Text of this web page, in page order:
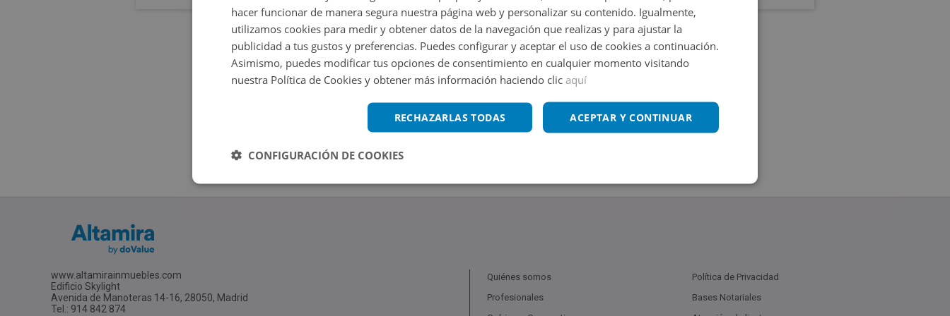
www.altamirainmuebles.com
Edificio Skylight
Avenida de Manoteras 14-16, 28050, Madrid
Tel.: 914 842 874
Quiénes somos
Profesionales
Política de Privacidad
Bases Notariales
hacer funcionar de manera segura nuestra página web y personalizar su contenido. Igualmente,
utilizamos cookies para medir y obtener datos de la navegación que realizas y para ajustar la
publicidad a tus gustos y preferencias. Puedes configurar y aceptar el uso de cookies a continuación.
Asimismo, puedes modificar tus opciones de consentimiento en cualquier momento visitando
nuestra Política de Cookies y obtener más información haciendo clic aquí
ACEPTAR Y CONTINUAR
RECHAZARLAS TODAS
CONFIGURACIÓN DE COOKIES